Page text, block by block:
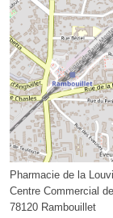
Pharmacie de la
Centre Commercial
78120 Rambouillet